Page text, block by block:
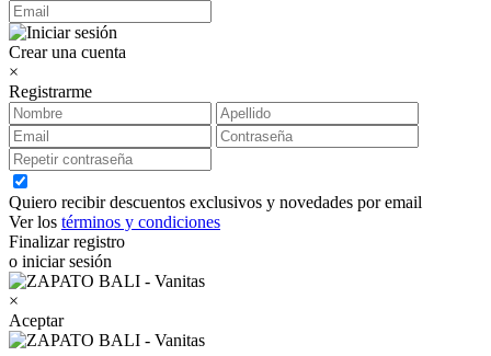
Crear una cuenta
×
Registrarme
Quiero recibir descuentos exclusivos y novedades por email
Ver los términos y condiciones
Finalizar registro
o iniciar sesión
×
Aceptar